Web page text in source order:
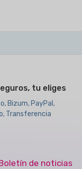
tu eliges
Bizum, PayPal,
Transferencia
de noticias